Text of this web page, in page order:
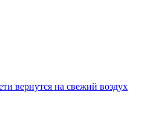
вернутся на свежий воздух